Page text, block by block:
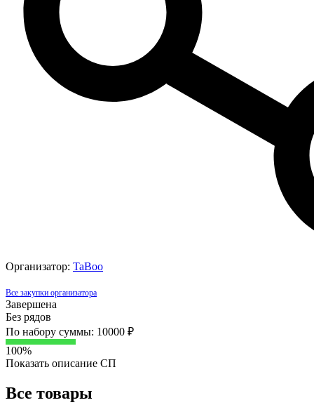
Организатор: TaBoo
Все закупки организатора
Завершена
Без рядов
По набору суммы: 10000 ₽
100%
Показать описание СП
Все товары